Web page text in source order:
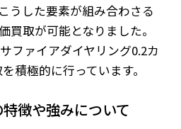
うした要素が組み合わさる
買取が可能となりました。
ファイアダイヤリング0.2カ
積極的に行っています。
徴や強みについて